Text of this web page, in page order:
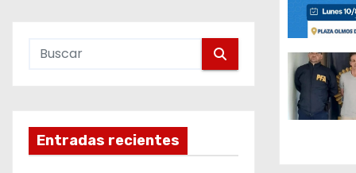
Entradas recientes
n
d
e
e